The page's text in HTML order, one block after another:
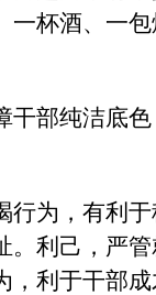
杯酒、一
干部纯洁底
行为，有利
利己，严
利于干部成